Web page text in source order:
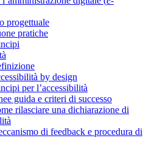
progettuale
pratiche
by design
per l’accessibilità
guida e criteri di successo
rilasciare una dichiarazione di
di feedback e procedura di